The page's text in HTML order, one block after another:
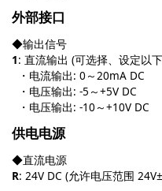
外部接口
◆输出信号
1: 直流输出 (可选择、设定以
・电流输出: 0～20mA DC
・电压输出: -5～+5V DC
・电压输出: -10～+10V DC
供电电源
◆直流电源
R: 24V DC (允许电压范围